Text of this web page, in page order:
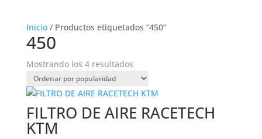
Inicio/ Productos etiquetados “450”
450
Mostrando los 4 resultadosOrdenado
por
popularidad
FILTRO DE AIRE RACETECH
KTM